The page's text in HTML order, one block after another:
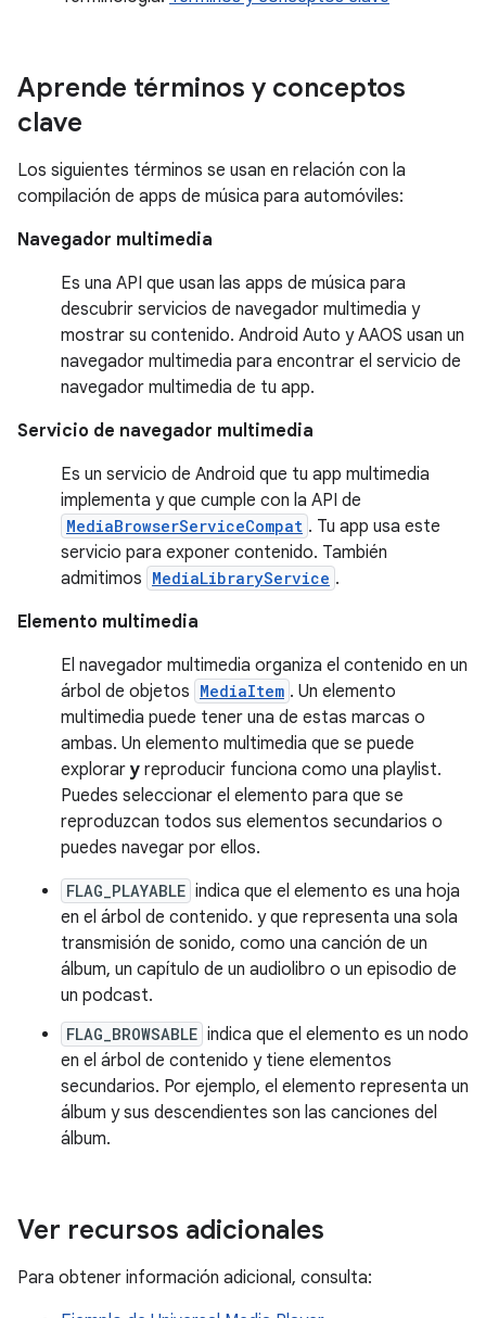
Aprende términos y conceptos
clave
Los siguientes términos se usan en relación con la
compilación de apps de música para automóviles:
Navegador multimedia
Es una API que usan las apps de música para
descubrir servicios de navegador multimedia y
mostrar su contenido. Android Auto y AAOS usan un
navegador multimedia para encontrar el servicio de
navegador multimedia de tu app.
Servicio de navegador multimedia
Es un servicio de Android que tu app multimedia
implementa y que cumple con la API de
MediaBrowserServiceCompat . Tu app usa este
servicio para exponer contenido. También
admitimos MediaLibraryService .
Elemento multimedia
El navegador multimedia organiza el contenido en un
árbol de objetos MediaItem . Un elemento
multimedia puede tener una de estas marcas o
ambas. Un elemento multimedia que se puede
explorar y reproducir funciona como una playlist.
Puedes seleccionar el elemento para que se
reproduzcan todos sus elementos secundarios o
puedes navegar por ellos.
FLAG_PLAYABLE indica que el elemento es una hoja
en el árbol de contenido. y que representa una sola
transmisión de sonido, como una canción de un
álbum, un capítulo de un audiolibro o un episodio de
un podcast.
FLAG_BROWSABLE indica que el elemento es un nodo
en el árbol de contenido y tiene elementos
secundarios. Por ejemplo, el elemento representa un
álbum y sus descendientes son las canciones del
álbum.
Ver recursos adicionales
Para obtener información adicional, consulta: